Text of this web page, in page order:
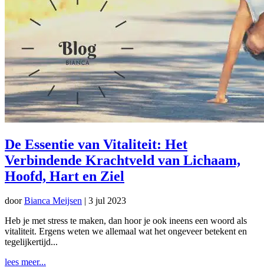
De Essentie van Vitaliteit: Het
Verbindende Krachtveld van Lichaam,
Hoofd, Hart en Ziel
doorBianca Meijsen | 3 jul 2023
Heb je met stress te maken, dan hoor je ook ineens een woord als
vitaliteit. Ergens weten we allemaal wat het ongeveer betekent en
tegelijkertijd...
lees meer...